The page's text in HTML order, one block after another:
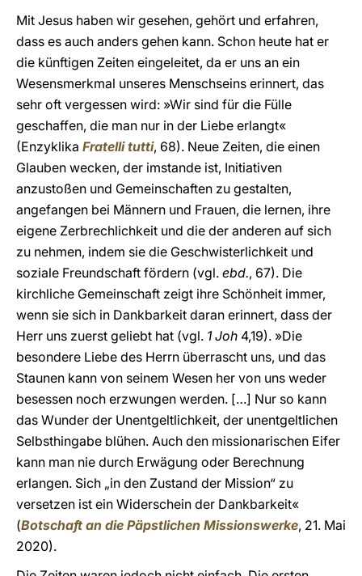
Mit Jesus haben wir gesehen, gehört und erfahren,
dass es auch anders gehen kann. Schon heute hat er
die künftigen Zeiten eingeleitet, da er uns an ein
Wesensmerkmal unseres Menschseins erinnert, das
sehr oft vergessen wird: »Wir sind für die Fülle
geschaffen, die man nur in der Liebe erlangt«
(Enzyklika Fratelli tutti, 68). Neue Zeiten, die einen
Glauben wecken, der imstande ist, Initiativen
anzustoßen und Gemeinschaften zu gestalten,
angefangen bei Männern und Frauen, die lernen, ihre
eigene Zerbrechlichkeit und die der anderen auf sich
zu nehmen, indem sie die Geschwisterlichkeit und
soziale Freundschaft fördern (vgl. ebd., 67). Die
kirchliche Gemeinschaft zeigt ihre Schönheit immer,
wenn sie sich in Dankbarkeit daran erinnert, dass der
Herr uns zuerst geliebt hat (vgl. 1 Joh 4,19). »Die
besondere Liebe des Herrn überrascht uns, und das
Staunen kann von seinem Wesen her von uns weder
besessen noch erzwungen werden. […] Nur so kann
das Wunder der Unentgeltlichkeit, der unentgeltlichen
Selbsthingabe blühen. Auch den missionarischen Eifer
kann man nie durch Erwägung oder Berechnung
erlangen. Sich „in den Zustand der Mission“ zu
versetzen ist ein Widerschein der Dankbarkeit«
(Botschaft an die Päpstlichen Missionswerke, 21. Mai
2020).